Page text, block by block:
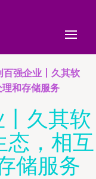
百强企业丨久其软
和存储服务
久其软
态，相互
储服务